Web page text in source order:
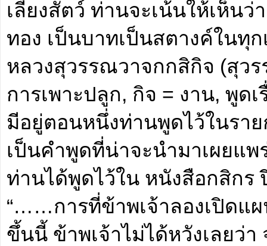
เลี้ยงสัตว์ ท่านจะเน้นให้เห็นว่
ทอง เป็นบาทเป็นสตางค์ในทุ
หลวงสุวรรณวาจกกสิกิจ (สุว
การเพาะปลูก, กิจ = งาน, พูด
มีอยู่ตอนหนึ่งท่านพูดไว้ในราย
เป็นคำพูดที่น่าจะนำมาเผยแ
ท่านได้พูดไว้ใน หนังสือกสิกร
“……การที่ข้าพเจ้าลองเปิดแผ
ขึ้นนี้ ข้าพเจ้าไม่ได้หวังเลยว่